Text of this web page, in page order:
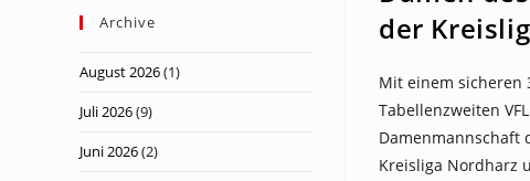
der
Mit einem sicheren
Tabellenzweiten
Damenmannschaft
Kreisliga Nordharz
Archive
August 2026(1)
Juli 2026(9)
Juni 2026(2)